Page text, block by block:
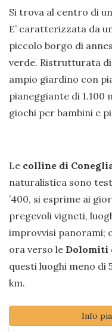
Si trova al centro di
E’ caratterizzata da
piccolo borgo di
verde. Ristrutturata
ampio giardino con
pianeggiante di
giochi per bambini e
Le colline di
naturalistica sono
’400, si esprime ai
pregevoli vigneti,
improvvisi panorami;
ora verso le Dolomiti
questi luoghi meno di
km.
Info